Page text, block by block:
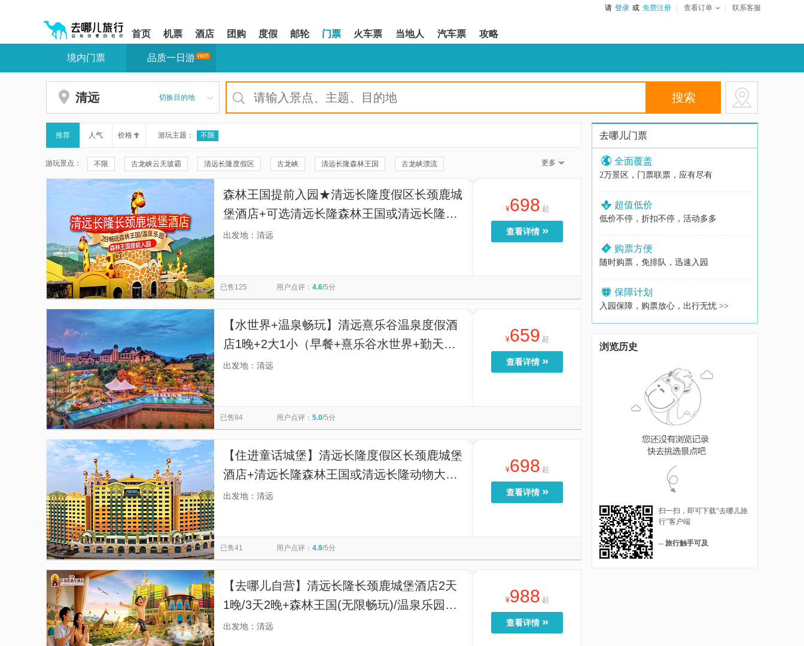
您
站
区,
本
有
6
个
Tab
键
浏
览
信
息
请 登录 或 免费注册 查看订单 联系客服
首页 机票 酒店 团购 度假 邮轮 门票 火车票 当地人 汽车票 攻略
您
站
区
境内门票 品质一日游
清远 切换目的地
推荐 人气 价格 游玩主题： 不限
游玩景点： 不限 古龙峡云天玻霸 清远长隆度假区 古龙峡 清远长隆森林王国 古龙峡漂流
清远长隆森林温泉乐园 清远长隆动物大越野
黄腾峡天门悬廊 狮子湖国际休闲旅游度假区 清远玄真漂流 玄真峡谷嬉水王国 峰林晓镇
洞天仙境 熹乐谷温泉度假区
清远笔架山旅游度假区 勤天熹乐谷凤凰温泉
深圳本地玩乐 广州本地玩乐 珠海本地玩乐
阳江本地玩乐 揭阳本地玩乐 东莞本地玩乐 佛山本地玩乐
香港本地玩乐 英西峰林走廊
清远笔架山漂流 奥园英德巧克力王国度假区 熹乐谷不夜山谷 聚龙湾温泉
更多
森林王国提前入园★清远长隆度假区长颈鹿城
堡酒店+可选清远长隆森林王国或清远长隆动
物大越野或清远长隆森林温泉乐园
出发地：清远
¥698 起
查看详情 »
已售125 用户点评： 4.6/5分
【水世界+温泉畅玩】清远熹乐谷温泉度假酒
店1晚+2大1小（早餐+熹乐谷水世界+勤天熹
乐谷凤凰温泉+无动力乐园）
出发地：清远
¥659 起
查看详情 »
已售84 用户点评： 5.0/5分
【住进童话城堡】清远长隆度假区长颈鹿城堡
酒店+清远长隆森林王国或清远长隆动物大越
野或清远长隆森林温泉乐园
出发地：清远
¥698 起
查看详情 »
已售41 用户点评： 4.9/5分
【去哪儿自营】清远长隆长颈鹿城堡酒店2天
1晚/3天2晚+森林王国(无限畅玩)/温泉乐园
+可选自助早餐套票
出发地：清远
¥988 起
查看详情 »
去哪儿门票
全面覆盖
2万景区，门票联票，应有尽有
超值低价
低价不停，折扣不停，活动多多
购票方便
随时购票，免排队，迅速入园
保障计划
入园保障，购票放心，出行无忧 >>
浏览历史
扫一扫，即可下载“去哪儿旅
行”客户端
-- 旅行触手可及